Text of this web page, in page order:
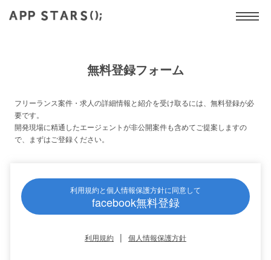
無料登録フォーム
フリーランス案件・求人の詳細情報と紹介を受け取るには、無料登録が必
要です。
開発現場に精通したエージェントが非公開案件も含めてご提案しますの
で、まずはご登録ください。
利用規約と個人情報保護方針に同意して
facebook無料登録
利用規約 | 個人情報保護方針